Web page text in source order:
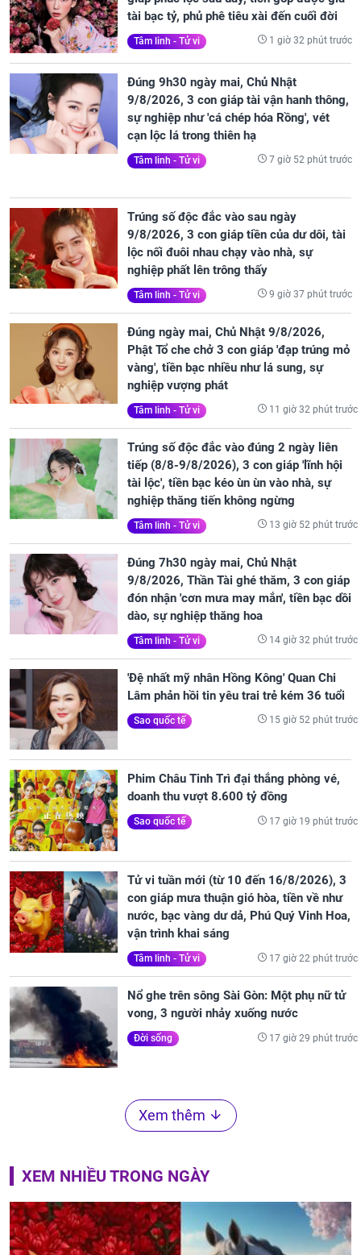
tài bạc tỷ, phủ phê tiêu xài đến cuối đời
Tâm linh - Tử vi 1 giờ 32 phút trước
Đúng 9h30 ngày mai, Chủ Nhật
9/8/2026, 3 con giáp tài vận hanh thông,
sự nghiệp như 'cá chép hóa Rồng', vét
cạn lộc lá trong thiên hạ
Tâm linh - Tử vi 7 giờ 52 phút trước
Trúng số độc đắc vào sau ngày
9/8/2026, 3 con giáp tiền của dư dôi, tài
lộc nối đuôi nhau chạy vào nhà, sự
nghiệp phất lên trông thấy
Tâm linh - Tử vi 9 giờ 37 phút trước
Đúng ngày mai, Chủ Nhật 9/8/2026,
Phật Tổ che chở 3 con giáp 'đạp trúng mỏ
vàng', tiền bạc nhiều như lá sung, sự
nghiệp vượng phát
Tâm linh - Tử vi 11 giờ 32 phút trước
Trúng số độc đắc vào đúng 2 ngày liên
tiếp (8/8-9/8/2026), 3 con giáp 'lĩnh hội
tài lộc', tiền bạc kéo ùn ùn vào nhà, sự
nghiệp thăng tiến không ngừng
Tâm linh - Tử vi 13 giờ 52 phút trước
Đúng 7h30 ngày mai, Chủ Nhật
9/8/2026, Thần Tài ghé thăm, 3 con giáp
đón nhận 'cơn mưa may mắn', tiền bạc dồi
dào, sự nghiệp thăng hoa
Tâm linh - Tử vi 14 giờ 32 phút trước
'Đệ nhất mỹ nhân Hồng Kông' Quan Chi
Lâm phản hồi tin yêu trai trẻ kém 36 tuổi
Sao quốc tế 15 giờ 52 phút trước
Phim Châu Tinh Trì đại thắng phòng vé,
doanh thu vượt 8.600 tỷ đồng
Sao quốc tế 17 giờ 19 phút trước
Tử vi tuần mới (từ 10 đến 16/8/2026), 3
con giáp mưa thuận gió hòa, tiền về như
nước, bạc vàng dư dả, Phú Quý Vinh Hoa,
vận trình khai sáng
Tâm linh - Tử vi 17 giờ 22 phút trước
Nổ ghe trên sông Sài Gòn: Một phụ nữ tử
vong, 3 người nhảy xuống nước
Đời sống 17 giờ 29 phút trước
Xem thêm
XEM NHIỀU TRONG NGÀY